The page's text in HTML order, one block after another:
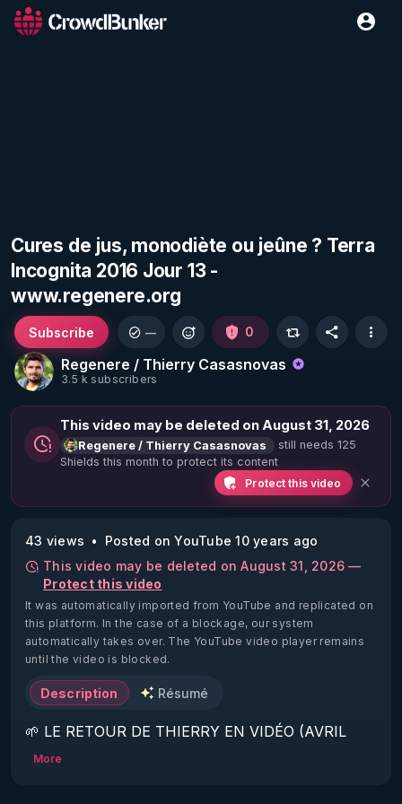
Cures de jus, monodiète ou jeûne ? Terra
Incognita 2016 Jour 13 -
www.regenere.org
Regenere / Thierry Casasnovas
3.5 k subscribers
Subscribe — 0
This video may be deleted on August 31, 2026
Regenere / Thierry Casasnovas
still needs 125
Shields this month to protect its content
Protect this video
43 views
Posted on YouTube 10 years ago
This video may be deleted on August 31, 2026 —
Protect this video
It was automatically imported from YouTube and replicated on
this platform. In the case of a blockage, our system
automatically takes over. The YouTube video player remains
until the video is blocked.
Description Résumé
🌱 LE RETOUR DE THIERRY EN VIDÉO (AVRIL
2022)!
More